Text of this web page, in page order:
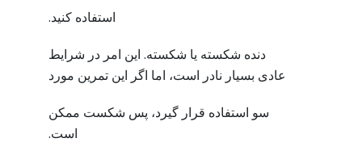
استفاده کنید.
دنده شکسته یا شکسته. این امر در شرایط
عادی بسیار نادر است، اما اگر این تمرین مورد
سو استفاده قرار گیرد، پس شکست ممکن
است.